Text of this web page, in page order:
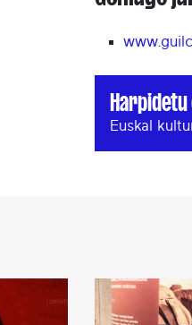
Euskal